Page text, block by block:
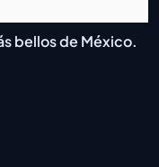
bellos de México.